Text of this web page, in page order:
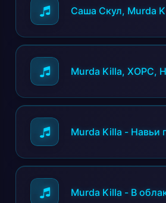
Саша Скул, Murda
Murda Killa, ХОРС,
Murda Killa - Навьи
Murda Killa - В